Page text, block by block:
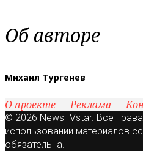
Об авторе
Михаил Тургенев
О проекте Реклама
© 2026 NewsTVstar. Все
использовании материалов
обязательна.